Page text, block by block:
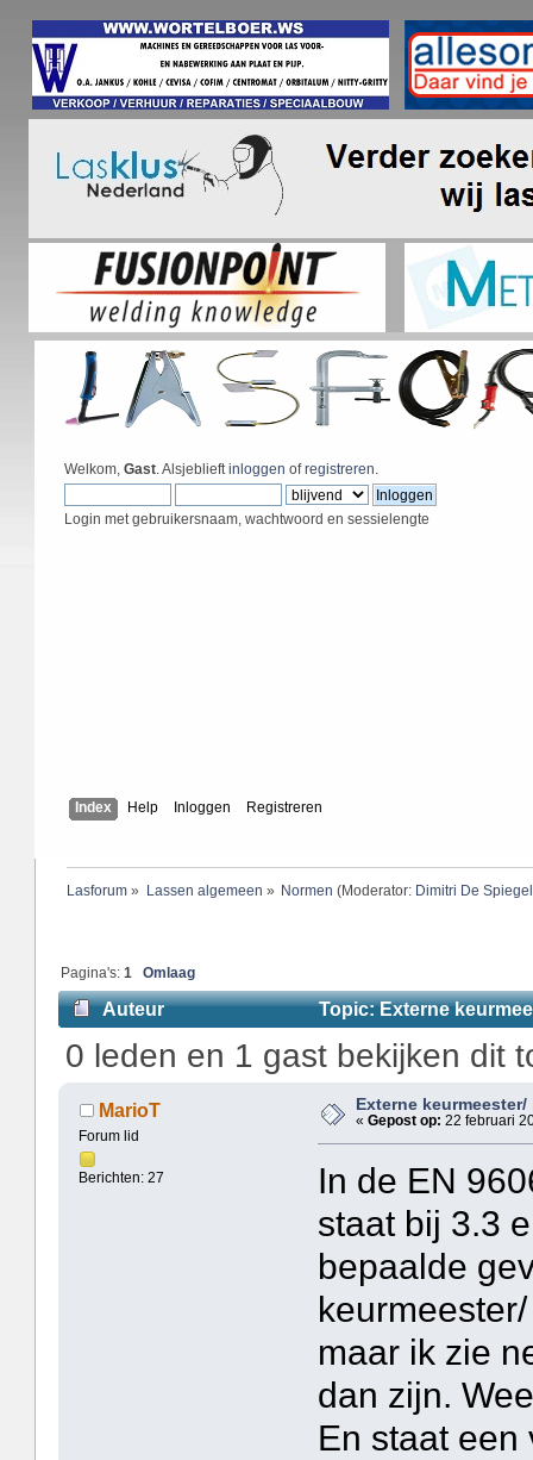
Welkom, Gast. Alsjeblieftinloggen ofregistreren.
Login met gebruikersnaam, wachtwoord en sessielengte
Index Help Inloggen Registreren
Lasforum» Lassen algemeen » Normen (Moderator: Dimitri De
Pagina's:1 Omlaag
Auteur Topic: Externe
0 leden en 1 gast bekijken dit
MarioT
Forum lid
Berichten: 27
Externe
«Gepost op: 22 februari
In de EN
staat bij 3.3
bepaalde
maar ik zie
dan zijn.
En staat een